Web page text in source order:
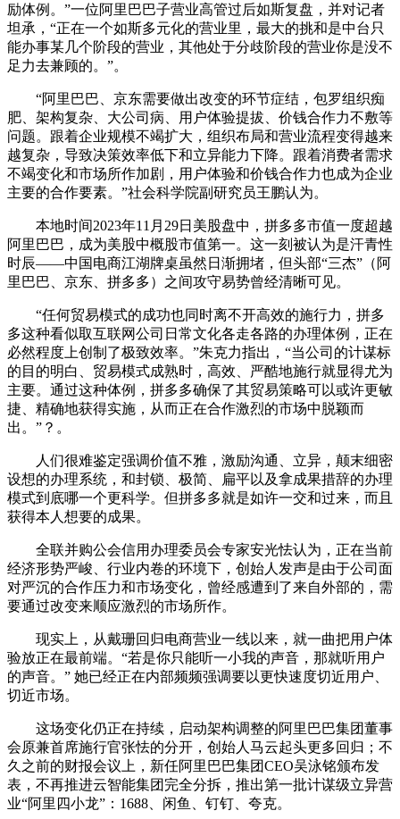
励体例。”一位阿里巴巴子营业高管过后如斯复盘，并对记者
坦承，“正在一个如斯多元化的营业里，最大的挑和是中台只
能办事某几个阶段的营业，其他处于分歧阶段的营业你是没不
足力去兼顾的。”。
“阿里巴巴、京东需要做出改变的环节症结，包罗组织痴
肥、架构复杂、大公司病、用户体验提拔、价钱合作力不敷等
问题。跟着企业规模不竭扩大，组织布局和营业流程变得越来
越复杂，导致决策效率低下和立异能力下降。跟着消费者需求
不竭变化和市场所作加剧，用户体验和价钱合作力也成为企业
主要的合作要素。”社会科学院副研究员王鹏认为。
本地时间2023年11月29日美股盘中，拼多多市值一度超越
阿里巴巴，成为美股中概股市值第一。这一刻被认为是汗青性
时辰——中国电商江湖牌桌虽然日渐拥堵，但头部“三杰”（阿
里巴巴、京东、拼多多）之间攻守易势曾经清晰可见。
“任何贸易模式的成功也同时离不开高效的施行力，拼多
多这种看似取互联网公司日常文化各走各路的办理体例，正在
必然程度上创制了极致效率。”朱克力指出，“当公司的计谋标
的目的明白、贸易模式成熟时，高效、严酷地施行就显得尤为
主要。通过这种体例，拼多多确保了其贸易策略可以或许更敏
捷、精确地获得实施，从而正在合作激烈的市场中脱颖而
出。”？。
人们很难鉴定强调价值不雅，激励沟通、立异，颠末细密
设想的办理系统，和封锁、极简、扁平以及拿成果措辞的办理
模式到底哪一个更科学。但拼多多就是如许一交和过来，而且
获得本人想要的成果。
全联并购公会信用办理委员会专家安光怯认为，正在当前
经济形势严峻、行业内卷的环境下，创始人发声是由于公司面
对严沉的合作压力和市场变化，曾经感遭到了来自外部的，需
要通过改变来顺应激烈的市场所作。
现实上，从戴珊回归电商营业一线以来，就一曲把用户体
验放正在最前端。“若是你只能听一小我的声音，那就听用户
的声音。” 她已经正在内部频频强调要以更快速度切近用户、
切近市场。
这场变化仍正在持续，启动架构调整的阿里巴巴集团董事
会原兼首席施行官张怯的分开，创始人马云起头更多回归；不
久之前的财报会议上，新任阿里巴巴集团CEO吴泳铭颁布发
表，不再推进云智能集团完全分拆，推出第一批计谋级立异营
业“阿里四小龙”：1688、闲鱼、钉钉、夸克。